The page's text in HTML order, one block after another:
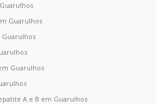
Guarulhos
Guarulhos
Guarulhos
A e B em Guarulhos